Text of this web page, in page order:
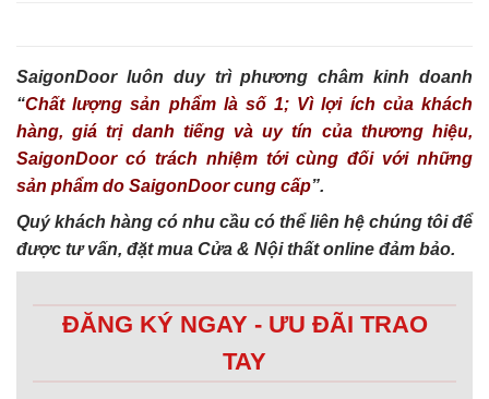
SaigonDoor luôn duy trì phương châm kinh doanh
“Chất lượng sản phẩm là số 1; Vì lợi ích của khách
hàng, giá trị danh tiếng và uy tín của thương hiệu,
SaigonDoor có trách nhiệm tới cùng đối với những
sản phẩm do SaigonDoor cung cấp”.
Quý khách hàng có nhu cầu có thể liên hệ chúng tôi để
được tư vấn, đặt mua Cửa & Nội thất online đảm bảo.
ĐĂNG KÝ NGAY - ƯU ĐÃI TRAO
TAY